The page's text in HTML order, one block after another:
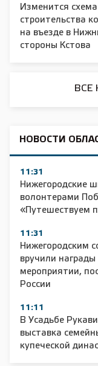
Изменится
строительства
на въезде в
стороны Кстова
ВСЕ
НОВОСТИ
11:31
Нижегородские
волонтерами
«Путешествуем
11:31
Нижегородским
вручили
мероприятии,
России
11:11
В Усадьбе
выставка
купеческой